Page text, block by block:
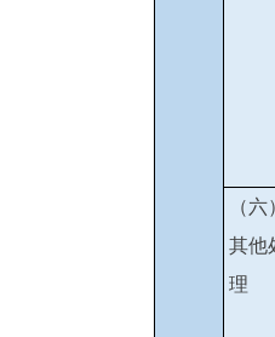
（六）
其他
理